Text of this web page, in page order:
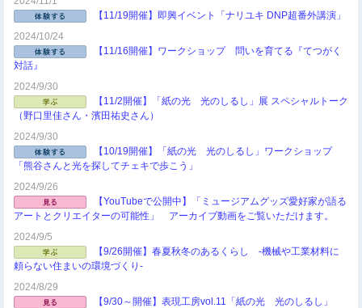
【11/19開催】即興イベント「ナリユキ DNP超番外講演」
2024/10/24
【11/16開催】ワークショップ 問いを育てる『てつがく
対話』
2024/9/30
【11/2開催】「紙の光 光のしるし」展 スペシャルトーク
（野口里佳さん・濱田祐史さん）
2024/9/30
【10/19開催】「紙の光 光のしるし」ワークショップ
「熊谷さんと光を探してチェキで歩こう」
2024/9/26
【YouTubeで公開中】「ミュージアムグッズ愛好家が語る
アートとクリエイターの可能性」 アーカイブ動画をご覧いただけます。
2024/9/5
【9/26開催】春夏秋冬のあるくらし ‐機械や工業材料に
頼らない住まいの環境づくり‐
2024/8/29
【9/30～開催】表現工房vol.11「紙の光 光のしるし」